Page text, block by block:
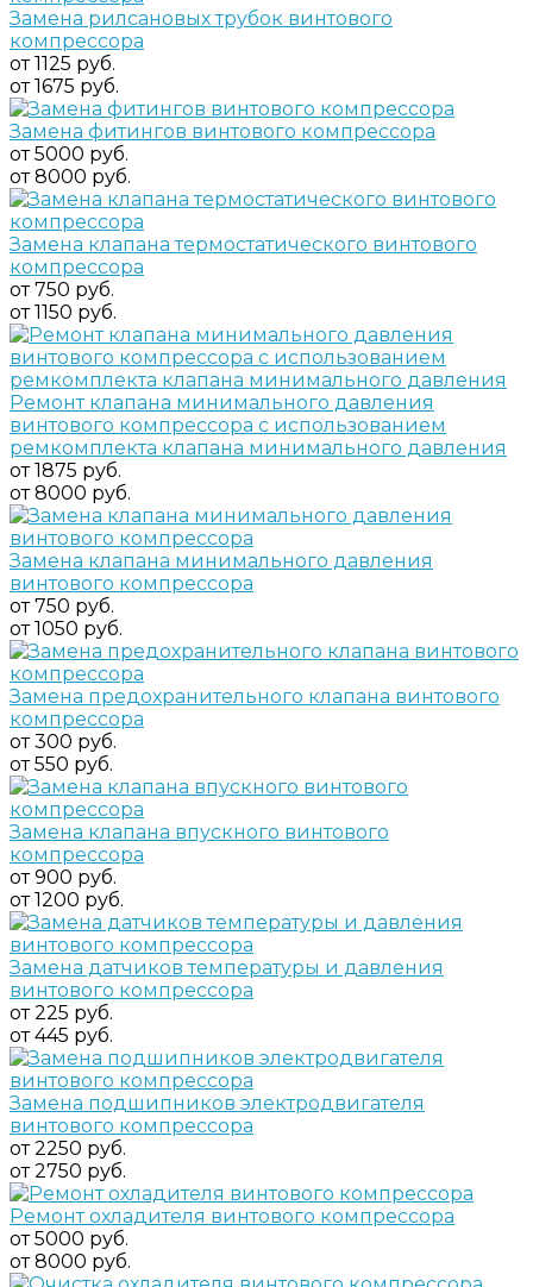
Замена рилсановых трубок винтового
компрессора
от 1125 руб.
от 1675 руб.
Замена фитингов винтового компрессора
от 5000 руб.
от 8000 руб.
Замена клапана термостатического винтового
компрессора
от 750 руб.
от 1150 руб.
Ремонт клапана минимального давления
винтового компрессора с использованием
ремкомплекта клапана минимального давления
от 1875 руб.
от 8000 руб.
Замена клапана минимального давления
винтового компрессора
от 750 руб.
от 1050 руб.
Замена предохранительного клапана винтового
компрессора
от 300 руб.
от 550 руб.
Замена клапана впускного винтового
компрессора
от 900 руб.
от 1200 руб.
Замена датчиков температуры и давления
винтового компрессора
от 225 руб.
от 445 руб.
Замена подшипников электродвигателя
винтового компрессора
от 2250 руб.
от 2750 руб.
Ремонт охладителя винтового компрессора
от 5000 руб.
от 8000 руб.